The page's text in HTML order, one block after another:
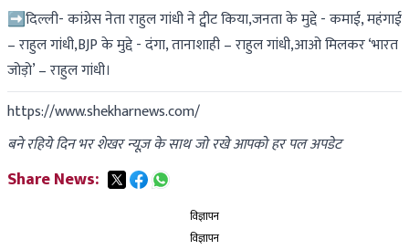
➡दिल्ली- कांग्रेस नेता राहुल गांधी ने ट्वीट किया,जनता के मुद्दे - कमाई, महंगाई
– राहुल गांधी,BJP के मुद्दे - दंगा, तानाशाही – राहुल गांधी,आओ मिलकर ‘भारत
जोड़ो’ – राहुल गांधी।
https://www.shekharnews.com/
बने रहिये दिन भर शेखर न्यूज़ के साथ जो रखे आपको हर पल अपडेट
Share News:
विज्ञापन
विज्ञापन